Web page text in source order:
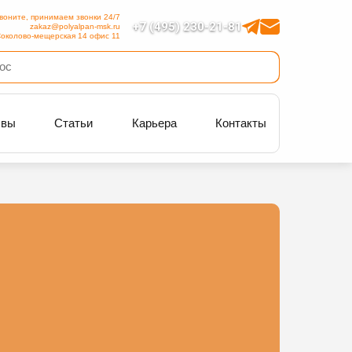
+7 (495) 230-21-81
принимаем звонки 24/7
zakaz@polyalpan-msk.ru
мещерская 14 офис 11
Статьи Карьера Контакты